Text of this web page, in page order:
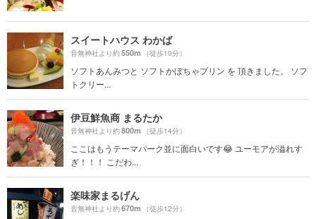
スイートハウス わかば
音無神社より約550m （徒歩10分）
ソフトあんみつと ソフトかぼちゃプリン を 頂きました。 ソフ
トクリー...
伊豆鮮魚商 まるたか
音無神社より約800m （徒歩14分）
ここはもうテーマパーク並に面白いです😂 ユーモアが溢れす
ぎ！！！ こだわ...
楽味家まるげん
音無神社より約670m （徒歩12分）